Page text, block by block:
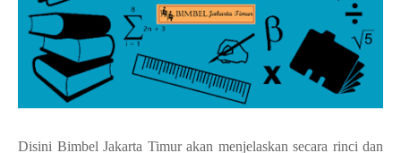
Disini Bimbel Jakarta Timur akan menjelaskan secara rinci dan